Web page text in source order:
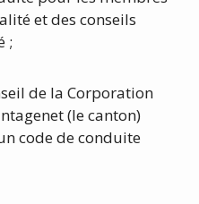
et des conseils
;
de la Corporation
(le canton)
code de conduite